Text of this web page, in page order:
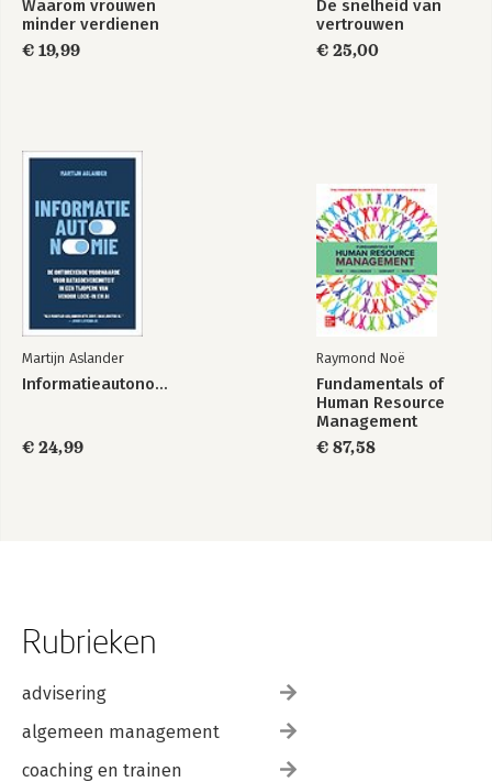
.bevestiging 86
.claus 88
.boegbeeld 89
.bij het einde beginnen 95
.epiloog 97
.postscriptum 99
Waarom vrouwen
minder verdienen
€ 19,99
De snelheid van
vertrouwen
€ 25,00
Martijn Aslander
Informatieautonomie
€ 24,99
Raymond Noë
Fundamentals of
Human Resource
Management
€ 87,58
Rubrieken
advisering
algemeen management
coaching en trainen